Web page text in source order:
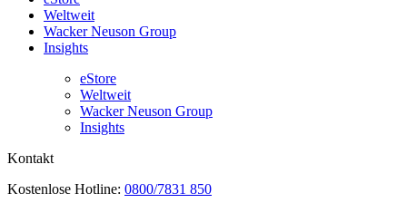
Weltweit
Wacker Neuson Group
Insights
eStore
Weltweit
Wacker Neuson Group
Insights
Kontakt
Kostenlose Hotline: 0800/7831 850